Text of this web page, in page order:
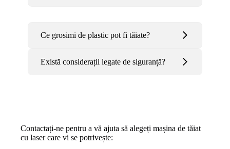
Ce grosimi de plastic pot fi tăiate?
Există considerații legate de siguranță?
Contactați-ne pentru a vă ajuta să alegeți mașina de tăiat
cu laser care vi se potrivește: